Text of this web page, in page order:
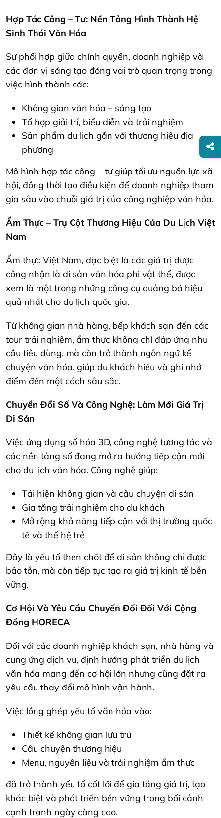
Hợp Tác Công – Tư: Nền Tảng Hình Thành Hệ
Sinh Thái Văn Hóa
Sự phối hợp giữa chính quyền, doanh nghiệp và
các đơn vị sáng tạo đóng vai trò quan trọng trong
việc hình thành các:
Không gian văn hóa – sáng tạo
Tổ hợp giải trí, biểu diễn và trải nghiệm
Sản phẩm du lịch gắn với thương hiệu địa
phương
Mô hình hợp tác công – tư giúp tối ưu nguồn lực xã
hội, đồng thời tạo điều kiện để doanh nghiệp tham
gia sâu vào chuỗi giá trị của công nghiệp văn hóa.
Ẩm Thực – Trụ Cột Thương Hiệu Của Du Lịch Việt
Nam
Ẩm thực Việt Nam, đặc biệt là các giá trị được
công nhận là di sản văn hóa phi vật thể, được
xem là một trong những công cụ quảng bá hiệu
quả nhất cho du lịch quốc gia.
Từ không gian nhà hàng, bếp khách sạn đến các
tour trải nghiệm, ẩm thực không chỉ đáp ứng nhu
cầu tiêu dùng, mà còn trở thành ngôn ngữ kể
chuyện văn hóa, giúp du khách hiểu và ghi nhớ
điểm đến một cách sâu sắc.
Chuyển Đổi Số Và Công Nghệ: Làm Mới Giá Trị
Di Sản
Việc ứng dụng số hóa 3D, công nghệ tương tác và
các nền tảng số đang mở ra hướng tiếp cận mới
cho du lịch văn hóa. Công nghệ giúp:
Tái hiện không gian và câu chuyện di sản
Gia tăng trải nghiệm cho du khách
Mở rộng khả năng tiếp cận với thị trường quốc
tế và thế hệ trẻ
Đây là yếu tố then chốt để di sản không chỉ được
bảo tồn, mà còn tiếp tục tạo ra giá trị kinh tế bền
vững.
Cơ Hội Và Yêu Cầu Chuyển Đổi Đối Với Cộng
Đồng HORECA
Đối với các doanh nghiệp khách sạn, nhà hàng và
cung ứng dịch vụ, định hướng phát triển du lịch
văn hóa mang đến cơ hội lớn nhưng cũng đặt ra
yêu cầu thay đổi mô hình vận hành.
Việc lồng ghép yếu tố văn hóa vào:
Thiết kế không gian lưu trú
Câu chuyện thương hiệu
Menu, nguyên liệu và trải nghiệm ẩm thực
đã trở thành yếu tố cốt lõi để gia tăng giá trị, tạo
khác biệt và phát triển bền vững trong bối cảnh
cạnh tranh ngày càng cao.